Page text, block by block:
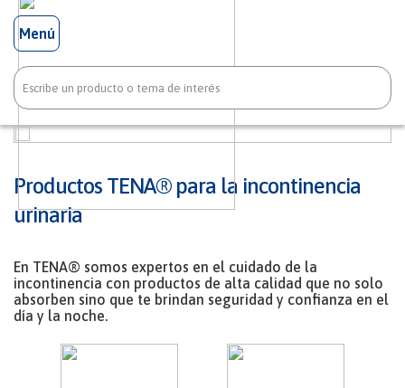
Menú
Productos TENA® para la incontinencia
urinaria
En TENA® somos expertos en el cuidado de la
incontinencia con productos de alta calidad que no solo
absorben sino que te brindan seguridad y confianza en el
día y la noche.